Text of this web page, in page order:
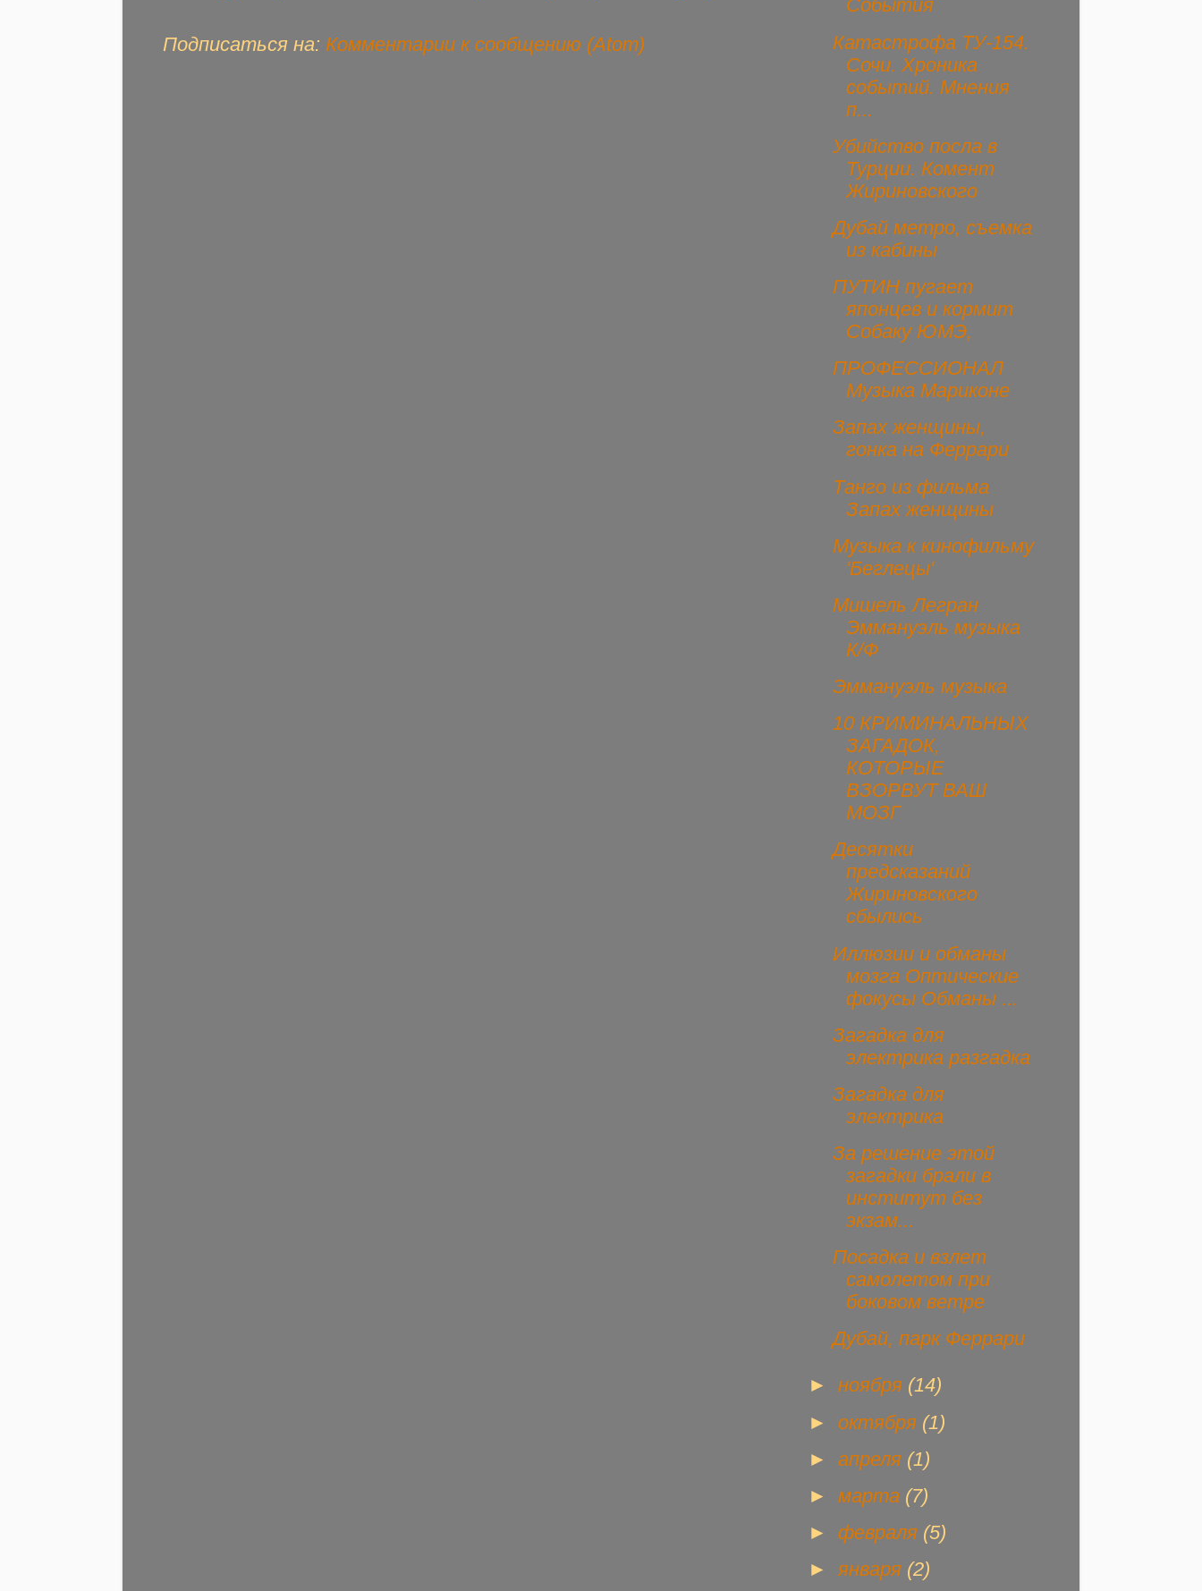
Подписаться на: Комментарии к сообщению (Atom)
События
Катастрофа ТУ-154.
Сочи. Хроника
событий. Мнения
п...
Убийство посла в
Турции. Комент
Жириновского
Дубай метро, съемка
из кабины
ПУТИН пугает
японцев и кормит
Собаку ЮМЭ,
ПРОФЕССИОНАЛ
Музыка Мариконе
Запах женщины,
гонка на Феррари
Танго из фильма
Запах женщины
Музыка к кинофильму
'Беглецы'
Мишель Легран
Эммануэль музыка
К/Ф
Эммануэль музыка
10 КРИМИНАЛЬНЫХ
ЗАГАДОК,
КОТОРЫЕ
ВЗОРВУТ ВАШ
МОЗГ
Десятки
предсказаний
Жириновского
сбылись
Иллюзии и обманы
мозга Оптические
фокусы Обманы ...
Загадка для
электрика разгадка
Загадка для
электрика
За решение этой
загадки брали в
институт без
экзам...
Посадка и взлет
самолетом при
боковом ветре
Дубай, парк Феррари
► ноября (14)
► октября (1)
► апреля (1)
► марта (7)
► февраля (5)
► января (2)